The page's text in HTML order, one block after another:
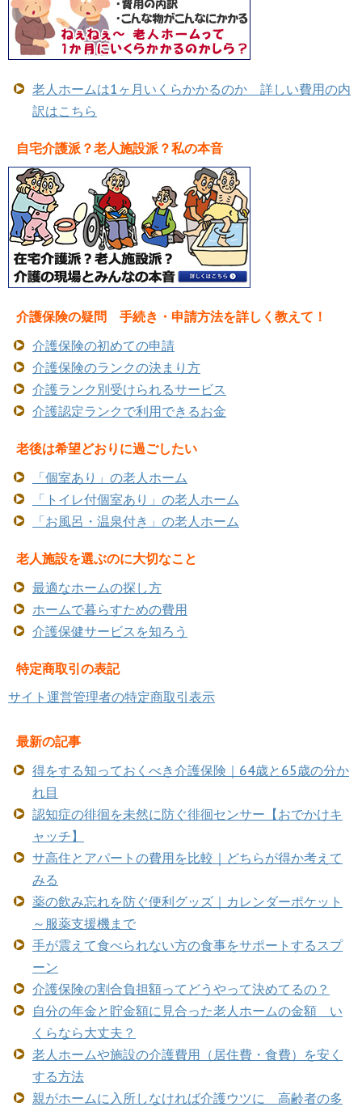
老人ホームは1ヶ月いくらかかるのか 詳しい費用の内
訳はこちら
自宅介護派？老人施設派？私の本音
介護保険の疑問 手続き・申請方法を詳しく教えて！
介護保険の初めての申請
介護保険のランクの決まり方
介護ランク別受けられるサービス
介護認定ランクで利用できるお金
老後は希望どおりに過ごしたい
「個室あり」の老人ホーム
「トイレ付個室あり」の老人ホーム
「お風呂・温泉付き」の老人ホーム
老人施設を選ぶのに大切なこと
最適なホームの探し方
ホームで暮らすための費用
介護保健サービスを知ろう
特定商取引の表記
サイト運営管理者の特定商取引表示
最新の記事
得をする知っておくべき介護保険｜64歳と65歳の分か
れ目
認知症の徘徊を未然に防ぐ徘徊センサー【おでかけキ
ャッチ】
サ高住とアパートの費用を比較｜どちらが得か考えて
みる
薬の飲み忘れを防ぐ便利グッズ｜カレンダーポケット
～服薬支援機まで
手が震えて食べられない方の食事をサポートするスプ
ーン
介護保険の割合負担額ってどうやって決めてるの？
自分の年金と貯金額に見合った老人ホームの金額 い
くらなら大丈夫？
老人ホームや施設の介護費用（居住費・食費）を安く
する方法
親がホームに入所しなければ介護ウツに 高齢者の多